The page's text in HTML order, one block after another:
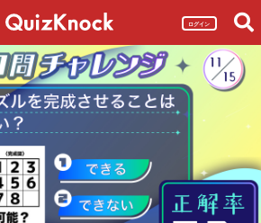
ログイン